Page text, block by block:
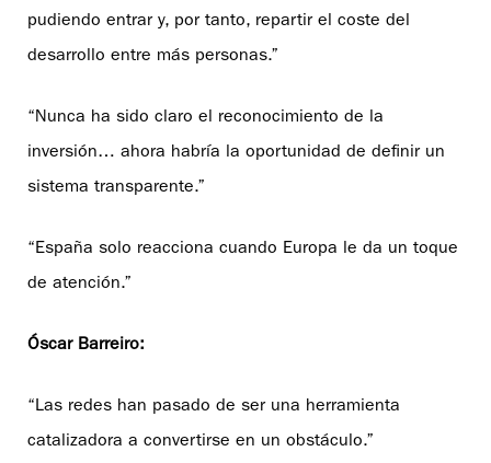
pudiendo entrar y, por tanto, repartir el coste del
desarrollo entre más personas.”
“Nunca ha sido claro el reconocimiento de la
inversión… ahora habría la oportunidad de definir un
sistema transparente.”
“España solo reacciona cuando Europa le da un toque
de atención.”
Óscar Barreiro:
“Las redes han pasado de ser una herramienta
catalizadora a convertirse en un obstáculo.”